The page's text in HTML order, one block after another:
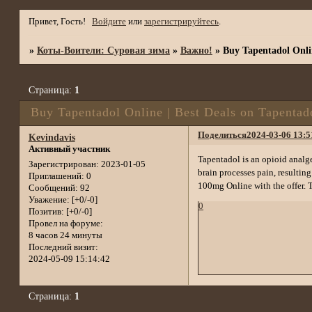
Привет, Гость! Войдите или зарегистрируйтесь.
» Коты-Воители: Суровая зима » Важно! » Buy Tapentadol
Buy Tapentadol Online | Best Deals on
Страница: 1
Поделиться2024-03-06
Kevindavis
Активный участник
Зарегистрирован: 2023-01-05
Приглашений: 0
Сообщений: 92
Уважение: [+0/-0]
Позитив: [+0/-0]
Провел на форуме:
8 часов 24 минуты
Последний визит:
2024-05-09 15:14:42
Tapentadol is an opioid
brain processes pain,
100mg Online with the offer.
0
Страница: 1